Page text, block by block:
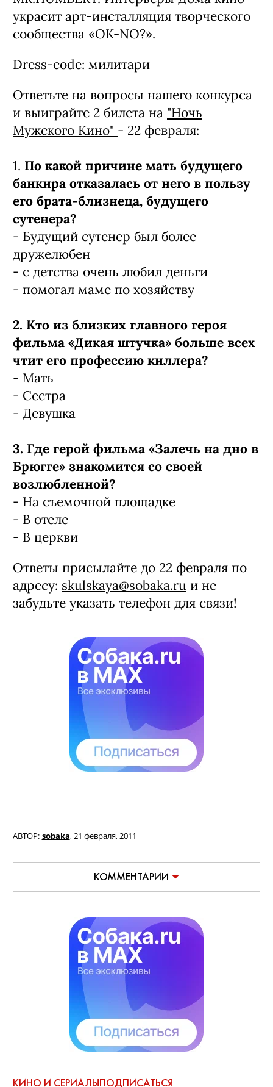
украсит арт-инсталляция творческого
сообщества «OK-NO?».
Dress-code: милитари
Ответьте на вопросы нашего конкурса
и выиграйте 2 билета на "Ночь
Мужского Кино" - 22 февраля:
1. По какой причине мать будущего
банкира отказалась от него в пользу
его брата-близнеца, будущего
сутенера?
- Будущий сутенер был более
дружелюбен
- с детства очень любил деньги
- помогал маме по хозяйству
2. Кто из близких главного героя
фильма «Дикая штучка» больше всех
чтит его профессию киллера?
- Мать
- Сестра
- Девушка
3. Где герой фильма «Залечь на дно в
Брюгге» знакомится со своей
возлюбленной?
- На съемочной площадке
- В отеле
- В церкви
Ответы присылайте до 22 февраля по
адресу: skulskaya@sobaka.ru и не
забудьте указать телефон для связи!
АВТОР: sobaka,21 февраля, 2011
КОММЕНТАРИИ
КИНО И СЕРИАЛЫПОДПИСАТЬСЯ